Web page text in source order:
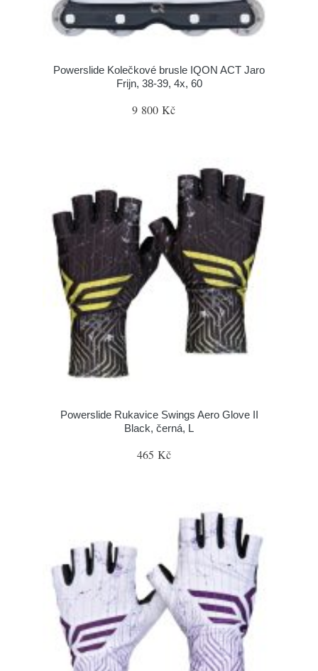
Powerslide Kolečkové brusle IQON ACT Jaro
Frijn, 38-39, 4x, 60
9 800 Kč
Powerslide Rukavice Swings Aero Glove II
Black, černá, L
465 Kč